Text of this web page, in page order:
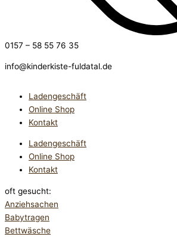
0157 – 58 55 76 35
info@kinderkiste-fuldatal.de
Ladengeschäft
Online Shop
Kontakt
Ladengeschäft
Online Shop
Kontakt
oft gesucht:
Anziehsachen
Babytragen
Bettwäsche